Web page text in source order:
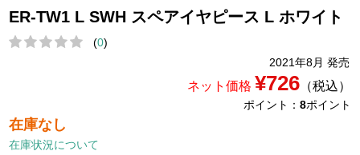
ER-TW1 L SWH スペアイヤピース L ホワイト
(0)
2021年8月 発売
ネット価格 ¥726（税込）
ポイント： 8ポイント
在庫なし
在庫状況について